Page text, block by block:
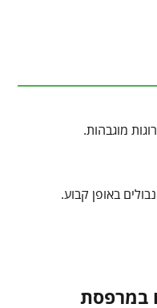
מוגבהות.
באופן קבוע.
במרפסת